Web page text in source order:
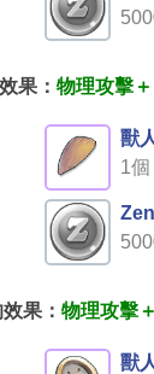
果： 物理攻擊
獸
1個
果： 物理攻擊
獸